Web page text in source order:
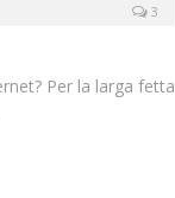
3
Per la larga fetta